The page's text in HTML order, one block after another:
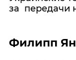
за передачи
Филипп